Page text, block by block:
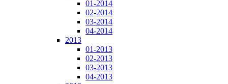
01-2014
02-2014
03-2014
04-2014
2013
01-2013
02-2013
03-2013
04-2013